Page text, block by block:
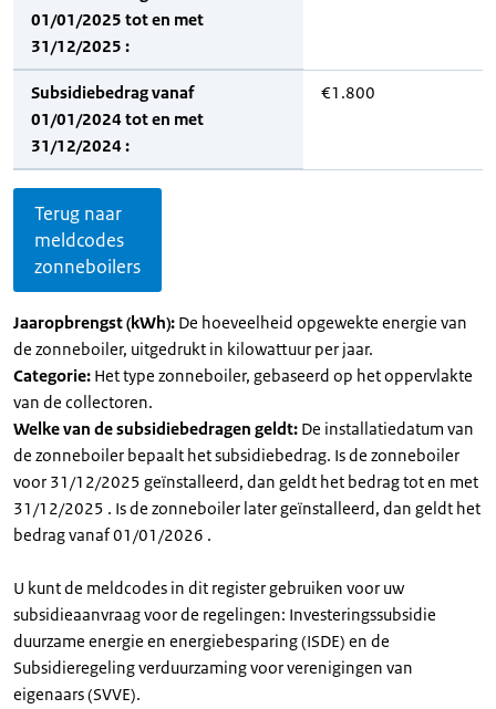
01/01/2025 tot en met
31/12/2025 :
Subsidiebedrag vanaf
01/01/2024 tot en met
31/12/2024 :
€1.800
Terug naar
meldcodes
zonneboilers
Jaaropbrengst (kWh): De hoeveelheid opgewekte energie van
de zonneboiler, uitgedrukt in kilowattuur per jaar.
Categorie: Het type zonneboiler, gebaseerd op het oppervlakte
van de collectoren.
Welke van de subsidiebedragen geldt: De installatiedatum van
de zonneboiler bepaalt het subsidiebedrag. Is de zonneboiler
voor 31/12/2025 geïnstalleerd, dan geldt het bedrag tot en met
31/12/2025 . Is de zonneboiler later geïnstalleerd, dan geldt het
bedrag vanaf 01/01/2026 .
U kunt de meldcodes in dit register gebruiken voor uw
subsidieaanvraag voor de regelingen: Investeringssubsidie
duurzame energie en energiebesparing (ISDE) en de
Subsidieregeling verduurzaming voor verenigingen van
eigenaars (SVVE).